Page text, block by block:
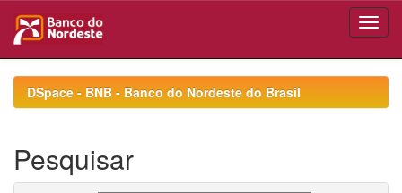
navigationDSpace - BNB - Banco do Nordeste do Brasil
Pesquisar